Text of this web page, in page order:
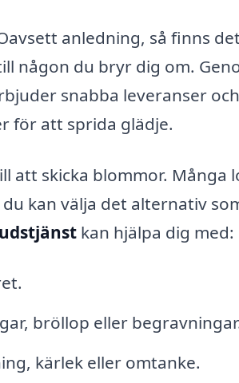
anledning, så finns
någon du bryr dig om.
snabba leveranser och
för att sprida glädje.
skicka blommor. Många
kan välja det alternativ
kan hjälpa dig med:
bröllop eller
kärlek eller omtanke.